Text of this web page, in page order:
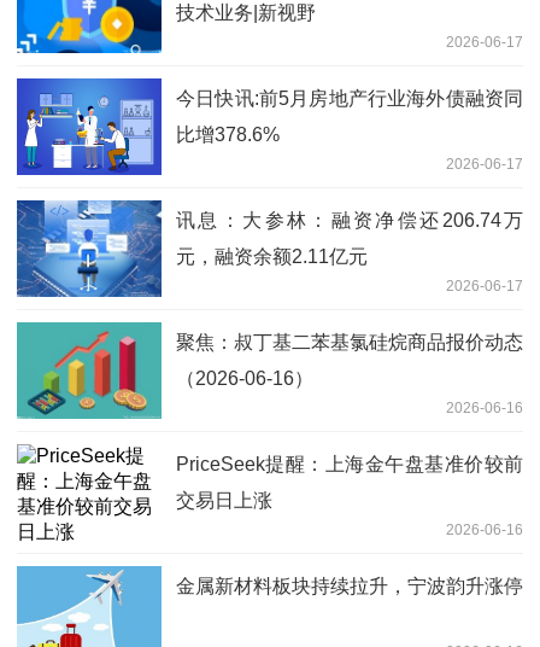
技术业务|新视野
2026-06-17
今日快讯:前5月房地产行业海外债融资同
比增378.6%
2026-06-17
讯息：大参林：融资净偿还206.74万
元，融资余额2.11亿元
2026-06-17
聚焦：叔丁基二苯基氯硅烷商品报价动态
（2026-06-16）
2026-06-16
PriceSeek提醒：上海金午盘基准价较前
交易日上涨
2026-06-16
金属新材料板块持续拉升，宁波韵升涨停